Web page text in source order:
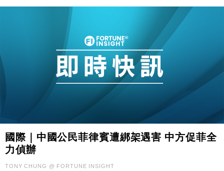
國際｜中國公民菲律賓遭綁架遇害 中方促菲全
力偵辦
TONY CHUNG @ FORTUNE INSIGHT